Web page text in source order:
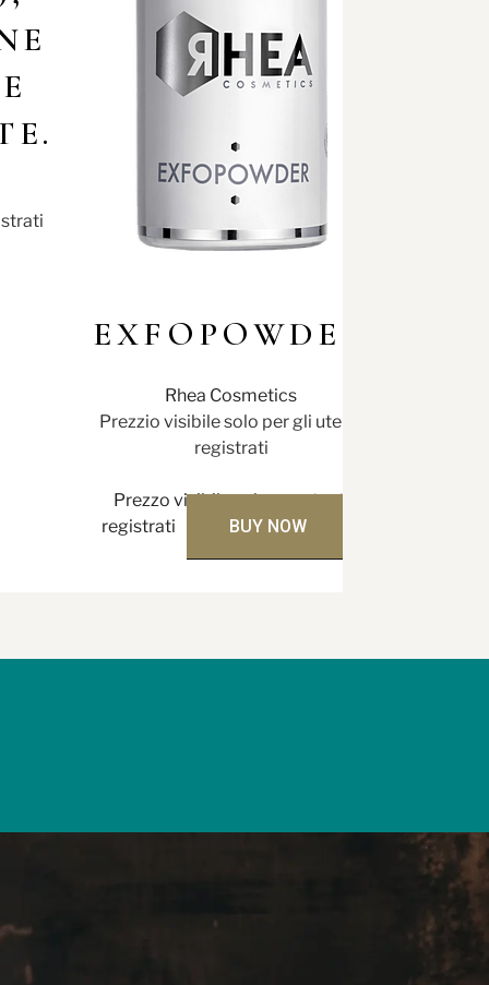
EXFOPOWDER
Rhea Cosmetics
Prezzio visibile solo per gli utenti
registrati
Prezzo visibile solo per utenti
registrati
BUY NOW